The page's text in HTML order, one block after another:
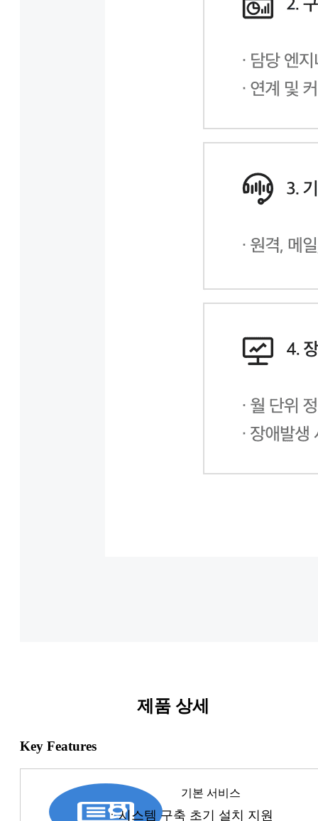
제품 상세
Key Features
기본 서비스
ㆍ시스템 구축 초기 설치 지원